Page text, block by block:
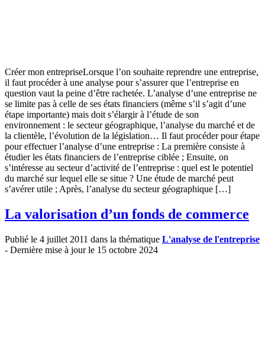
Créer mon entrepriseLorsque l’on souhaite reprendre une entreprise,
il faut procéder à une analyse pour s’assurer que l’entreprise en
question vaut la peine d’être rachetée. L’analyse d’une entreprise ne
se limite pas à celle de ses états financiers (même s’il s’agit d’une
étape importante) mais doit s’élargir à l’étude de son
environnement : le secteur géographique, l’analyse du marché et de
la clientèle, l’évolution de la législation… Il faut procéder pour étape
pour effectuer l’analyse d’une entreprise : La première consiste à
étudier les états financiers de l’entreprise ciblée ; Ensuite, on
s’intéresse au secteur d’activité de l’entreprise : quel est le potentiel
du marché sur lequel elle se situe ? Une étude de marché peut
s’avérer utile ; Après, l’analyse du secteur géographique […]
La valorisation d’un fonds de commerce
Publié le 4 juillet 2011 dans la thématique L'analyse de l'entreprise
- Dernière mise à jour le 15 octobre 2024